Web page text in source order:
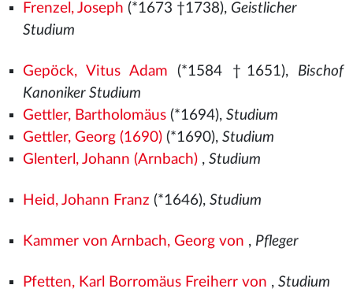
Frenzel, Joseph (*1673 †1738), Geistlicher
Studium
Gepöck, Vitus Adam (*1584 †1651), Bischof
Kanoniker Studium
Gettler, Bartholomäus(*1694), Studium
Gettler, Georg (1690)(*1690), Studium
Glenterl, Johann (Arnbach), Studium
Heid, Johann Franz (*1646), Studium
Kammer von Arnbach, Georg von , Pfleger
Pfetten, Karl Borromäus Freiherr von , Studium